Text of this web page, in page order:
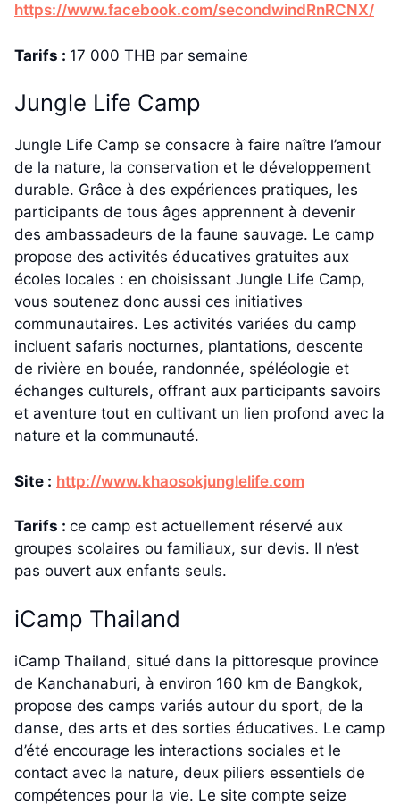
https://www.facebook.com/secondwindRnRCNX/
Tarifs : 17 000 THB par semaine
Jungle Life Camp
Jungle Life Camp se consacre à faire naître l’amour
de la nature, la conservation et le développement
durable. Grâce à des expériences pratiques, les
participants de tous âges apprennent à devenir
des ambassadeurs de la faune sauvage. Le camp
propose des activités éducatives gratuites aux
écoles locales : en choisissant Jungle Life Camp,
vous soutenez donc aussi ces initiatives
communautaires. Les activités variées du camp
incluent safaris nocturnes, plantations, descente
de rivière en bouée, randonnée, spéléologie et
échanges culturels, offrant aux participants savoirs
et aventure tout en cultivant un lien profond avec la
nature et la communauté.
Site : http://www.khaosokjunglelife.com
Tarifs : ce camp est actuellement réservé aux
groupes scolaires ou familiaux, sur devis. Il n’est
pas ouvert aux enfants seuls.
iCamp Thailand
iCamp Thailand, situé dans la pittoresque province
de Kanchanaburi, à environ 160 km de Bangkok,
propose des camps variés autour du sport, de la
danse, des arts et des sorties éducatives. Le camp
d’été encourage les interactions sociales et le
contact avec la nature, deux piliers essentiels de
compétences pour la vie. Le site compte seize